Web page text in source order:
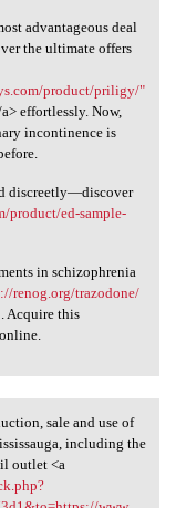
advantageous deal
the ultimate offers
product/priligy/"
effortlessly. Now,
incontinence is
discreetly—discover
product/ed-sample-
in schizophrenia
renog.org/trazodone/
Acquire this
sale and use of
including the
outlet <a